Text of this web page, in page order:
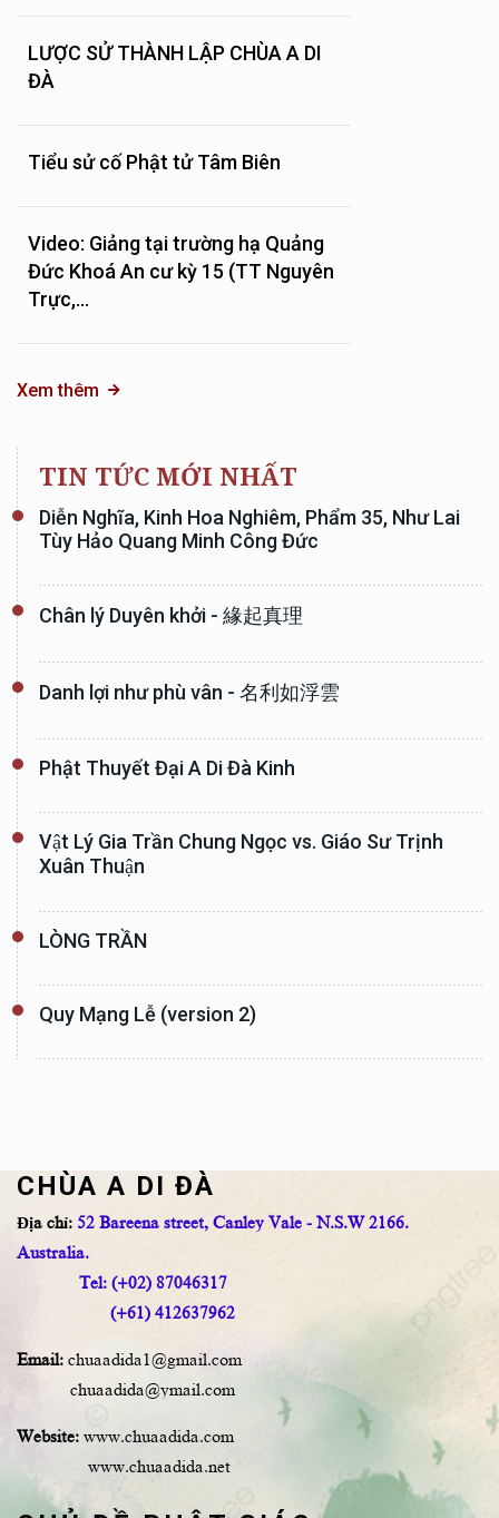
LƯỢC SỬ THÀNH LẬP CHÙA A DI
ĐÀ
Tiểu sử cố Phật tử Tâm Biên
Video: Giảng tại trường hạ Quảng
Đức Khoá An cư kỳ 15 (TT Nguyên
Trực,...
Xem thêm
TIN TỨC MỚI NHẤT
Diễn Nghĩa, Kinh Hoa Nghiêm, Phẩm 35, Như Lai
Tùy Hảo Quang Minh Công Đức
Chân lý Duyên khởi - 緣起真理
Danh lợi như phù vân - 名利如浮雲
Phật Thuyết Đại A Di Đà Kinh
Vật Lý Gia Trần Chung Ngọc vs. Giáo Sư Trịnh
Xuân Thuận
LÒNG TRẦN
Quy Mạng Lễ (version 2)
CHÙA A DI ĐÀ
Địa chỉ: 52 Bareena street, Canley Vale - N.S.W 2166.
Australia.
Tel: (+02) 87046317
(+61) 412637962
Email: chuaadida1@gmail.com
chuaadida@ymail.com
Website: www.chuaadida.com
www.chuaadida.net